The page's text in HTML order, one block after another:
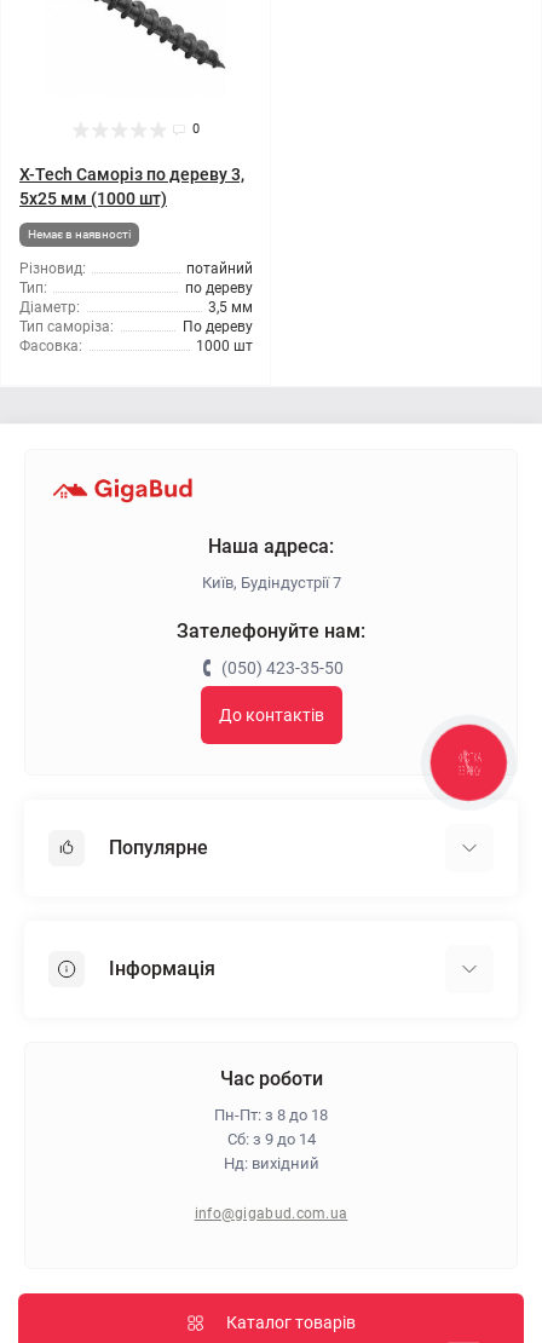
0
X-Tech Саморіз по дереву 3,
5x25 мм (1000 шт)
Немає в наявності
Різновид:
потайний
Тип:
по дереву
Діаметр:
3,5 мм
Тип саморіза:
По дереву
Фасовка:
1000 шт
Наша адреса:
Київ, Будіндустрії 7
Зателефонуйте нам:
(050) 423-35-50
До контактів
Популярне
Пінопласт
Інформація
Гарантія та повернення
Політика конфіденційності
Час роботи
Пн-Пт: з 8 до 18
Сб: з 9 до 14
Нд: вихідний
info@gigabud.com.ua
Каталог товарів
КНОПКА
ЗВ'ЯЗКУ